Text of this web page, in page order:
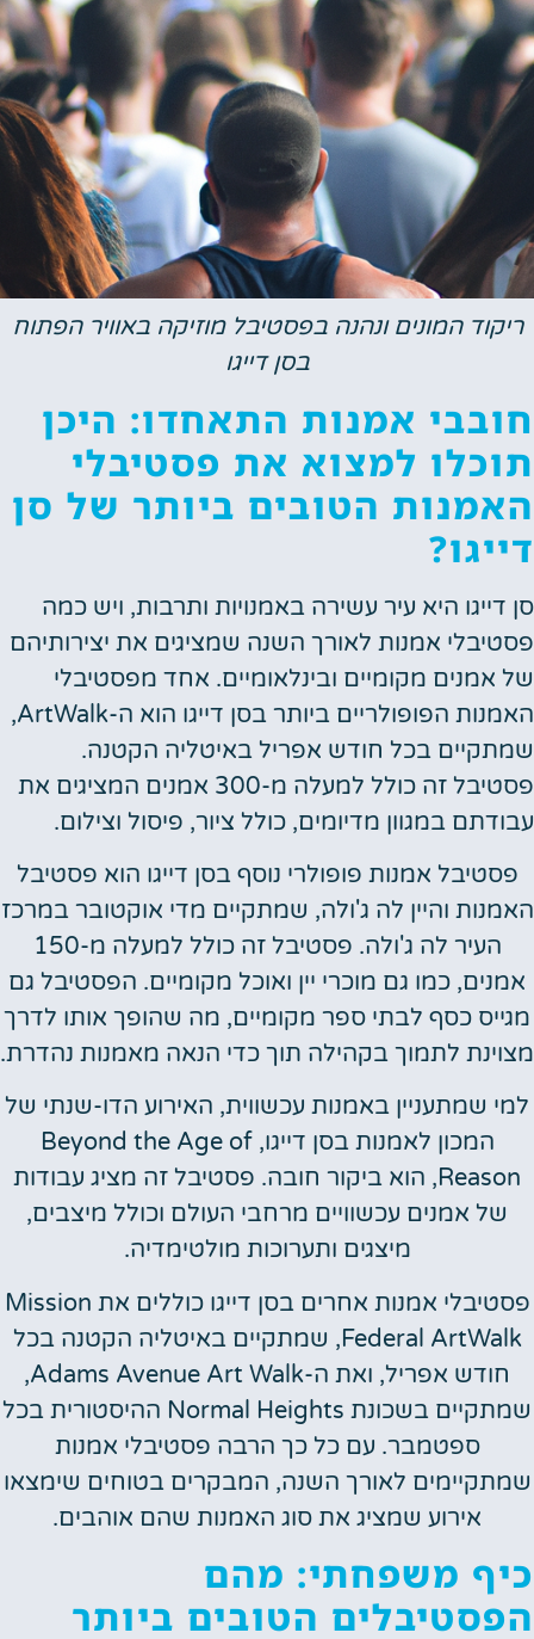
ריקוד המונים ונהנה בפסטיבל מוזיקה באוויר הפתוח
בסן דייגו
חובבי אמנות התאחדו: היכן
תוכלו למצוא את פסטיבלי
האמנות הטובים ביותר של סן
דייגו?
סן דייגו היא עיר עשירה באמנויות ותרבות, ויש כמה
פסטיבלי אמנות לאורך השנה שמציגים את יצירותיהם
של אמנים מקומיים ובינלאומיים. אחד מפסטיבלי
האמנות הפופולריים ביותר בסן דייגו הוא ה-ArtWalk,
שמתקיים בכל חודש אפריל באיטליה הקטנה.
פסטיבל זה כולל למעלה מ-300 אמנים המציגים את
עבודתם במגוון מדיומים, כולל ציור, פיסול וצילום.
פסטיבל אמנות פופולרי נוסף בסן דייגו הוא פסטיבל
האמנות והיין לה ג'ולה, שמתקיים מדי אוקטובר במרכז
העיר לה ג'ולה. פסטיבל זה כולל למעלה מ-150
אמנים, כמו גם מוכרי יין ואוכל מקומיים. הפסטיבל גם
מגייס כסף לבתי ספר מקומיים, מה שהופך אותו לדרך
מצוינת לתמוך בקהילה תוך כדי הנאה מאמנות נהדרת.
למי שמתעניין באמנות עכשווית, האירוע הדו-שנתי של
המכון לאמנות בסן דייגו, Beyond the Age of
Reason, הוא ביקור חובה. פסטיבל זה מציג עבודות
של אמנים עכשוויים מרחבי העולם וכולל מיצבים,
מיצגים ותערוכות מולטימדיה.
פסטיבלי אמנות אחרים בסן דייגו כוללים את Mission
Federal ArtWalk, שמתקיים באיטליה הקטנה בכל
חודש אפריל, ואת ה-Adams Avenue Art Walk,
שמתקיים בשכונת Normal Heights ההיסטורית בכל
ספטמבר. עם כל כך הרבה פסטיבלי אמנות
שמתקיימים לאורך השנה, המבקרים בטוחים שימצאו
אירוע שמציג את סוג האמנות שהם אוהבים.
כיף משפחתי: מהם
הפסטיבלים הטובים ביותר